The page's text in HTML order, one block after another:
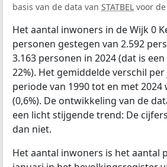
basis van de data van STATBEL voor
Het aantal inwoners in de Wijk 0
personen gestegen van 2.592
3.163 personen in 2024 (dat is
22%). Het gemiddelde verschil
periode van 1990 tot en met 2024
(0,6%). De ontwikkeling van de
een licht stijgende trend: De
dan niet.
Het aantal inwoners is het aantal